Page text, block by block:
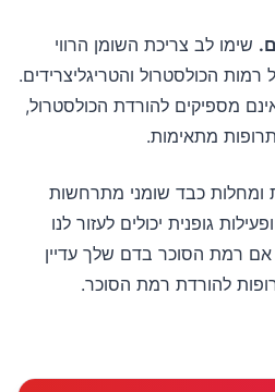
שימו לב צריכת השומן הרווי
הכולסטרול והטריגליצרידים.
מספיקים להורדת הכולסטרול,
מתאימות.
ומחלות כבד שומני מתרחשות
גופנית יכולים לעזור לנו
רמת הסוכר בדם שלך עדיין
להורדת רמת הסוכר.